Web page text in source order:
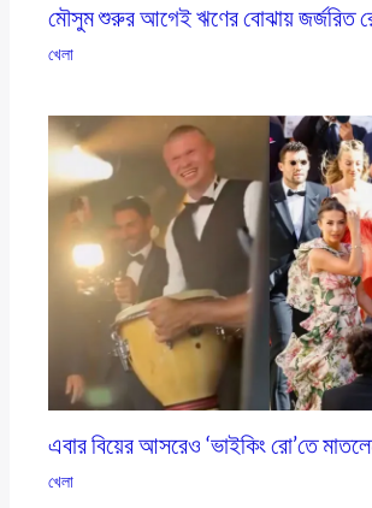
মৌসুম শুরুর আগেই ঋণের বোঝায় জর্জরিত
খেলা
এবার বিয়ের আসরেও ‘ভাইকিং রো’তে
খেলা